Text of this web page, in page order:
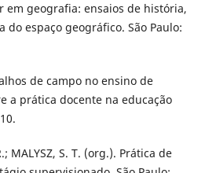
em geografia: ensaios de história,
espaço geográfico. São Paulo:
de campo no ensino de
a prática docente na educação
MALYSZ, S. T. (org.). Prática de